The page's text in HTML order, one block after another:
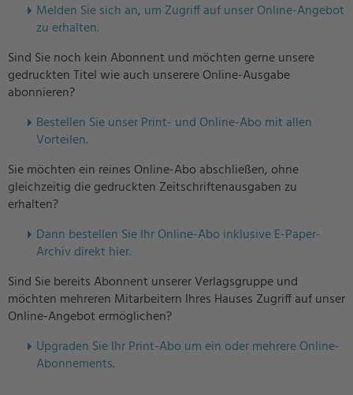
Melden Sie sich an, um Zugriff auf unser Online-Angebot
zu erhalten.
Sind Sie noch kein Abonnent und möchten gerne unsere
gedruckten Titel wie auch unserere Online-Ausgabe
abonnieren?
Bestellen Sie unser Print- und Online-Abo mit allen
Vorteilen.
Sie möchten ein reines Online-Abo abschließen, ohne
gleichzeitig die gedruckten Zeitschriftenausgaben zu
erhalten?
Dann bestellen Sie Ihr Online-Abo inklusive E-Paper-
Archiv direkt hier.
Sind Sie bereits Abonnent unserer Verlagsgruppe und
möchten mehreren Mitarbeitern Ihres Hauses Zugriff auf unser
Online-Angebot ermöglichen?
Upgraden Sie Ihr Print-Abo um ein oder mehrere Online-
Abonnements.